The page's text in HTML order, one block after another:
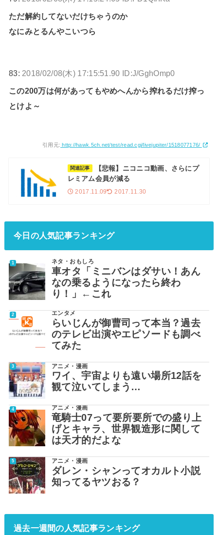
ただ解約してないだけちゃうのか
なにみとるんやこいつら
83: 2018/02/08(木) 17:15:51.90 ID:J/GghOmp0
この200万は何があってもやめへんから搾れるだけ搾っ
とけよ～
引用元: http://hawk.5ch.net/test/read.cgi/livejupiter/1518077176/
関連記事
【悲報】ニコニコ動画、さらにプ
レミアム会員が減る
2017.11.09 2017.11.30
今日の人気記事ランキング
ネタ・おもしろ
車オタ「ミニバンはダサい！あん
なの乗るようになったら終わ
り！」←これ
エンタメ
らいじんが御曹司って本当？過去
のテレビ出演やエピソードも調べ
てみた
アニメ・漫画
ワイ、宇宙よりも遠い場所12話を
観て泣いてしまう…
アニメ・漫画
竜騎士07って要所要所での盛り上
げとキャラ、世界観造形に関して
は天才的だよな
アニメ・漫画
ダレン・シャンってオカルト小説
知ってるヤツおる？
過去一週間の人気記事ランキング